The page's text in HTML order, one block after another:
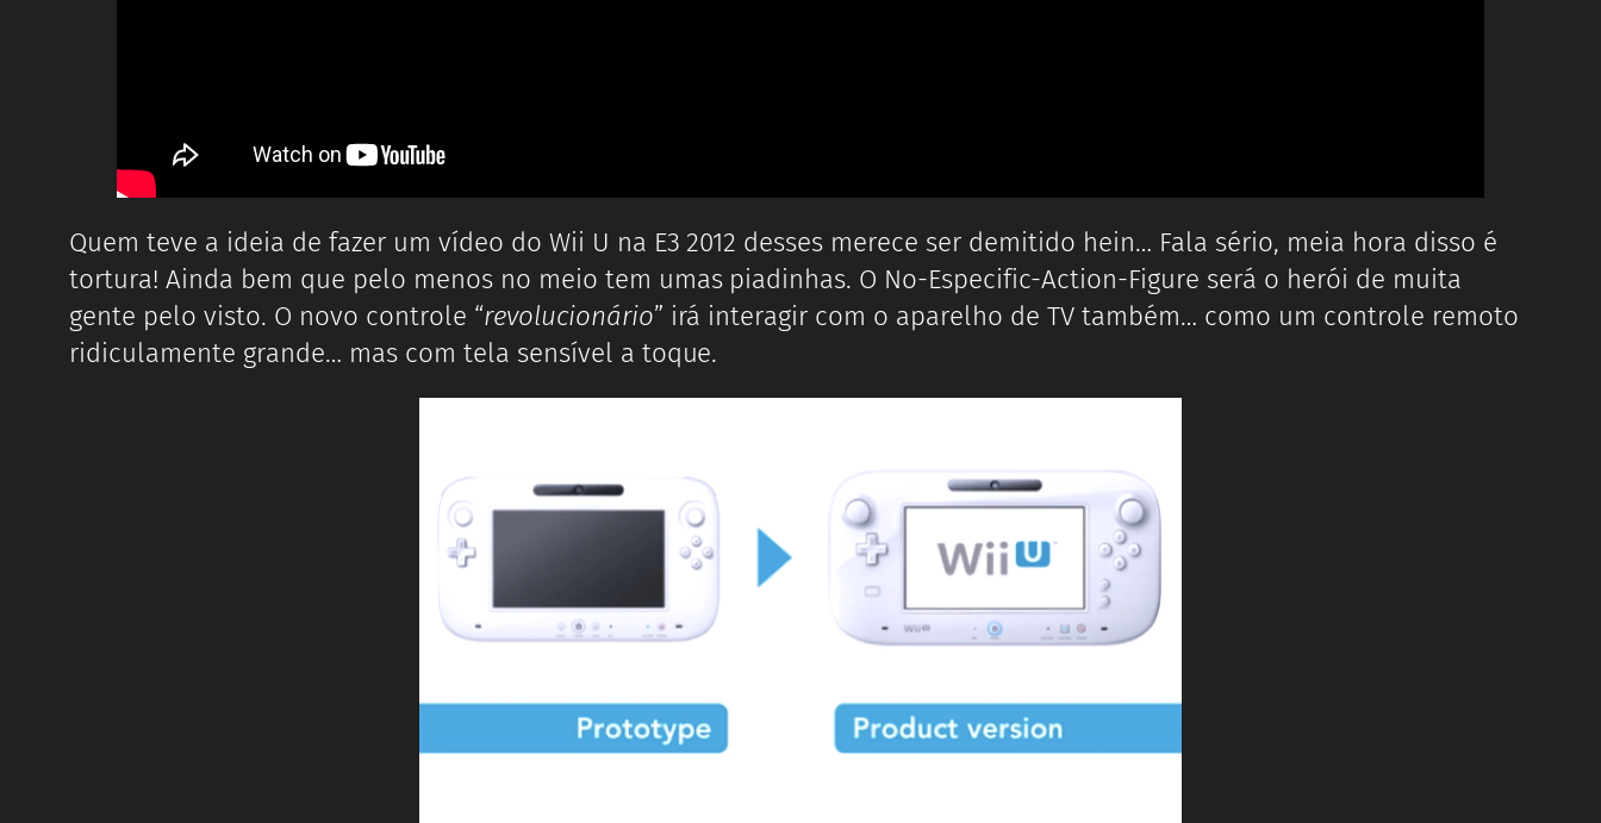
Quem teve a ideia de fazer um vídeo do Wii U na E3 2012 desses merece ser demitido hein… Fala sério, meia hora disso é
tortura! Ainda bem que pelo menos no meio tem umas piadinhas. O No-Especific-Action-Figure será o herói de muita
gente pelo visto. O novo controle “revolucionário” irá interagir com o aparelho de TV também… como um controle remoto
ridiculamente grande… mas com tela sensível a toque.